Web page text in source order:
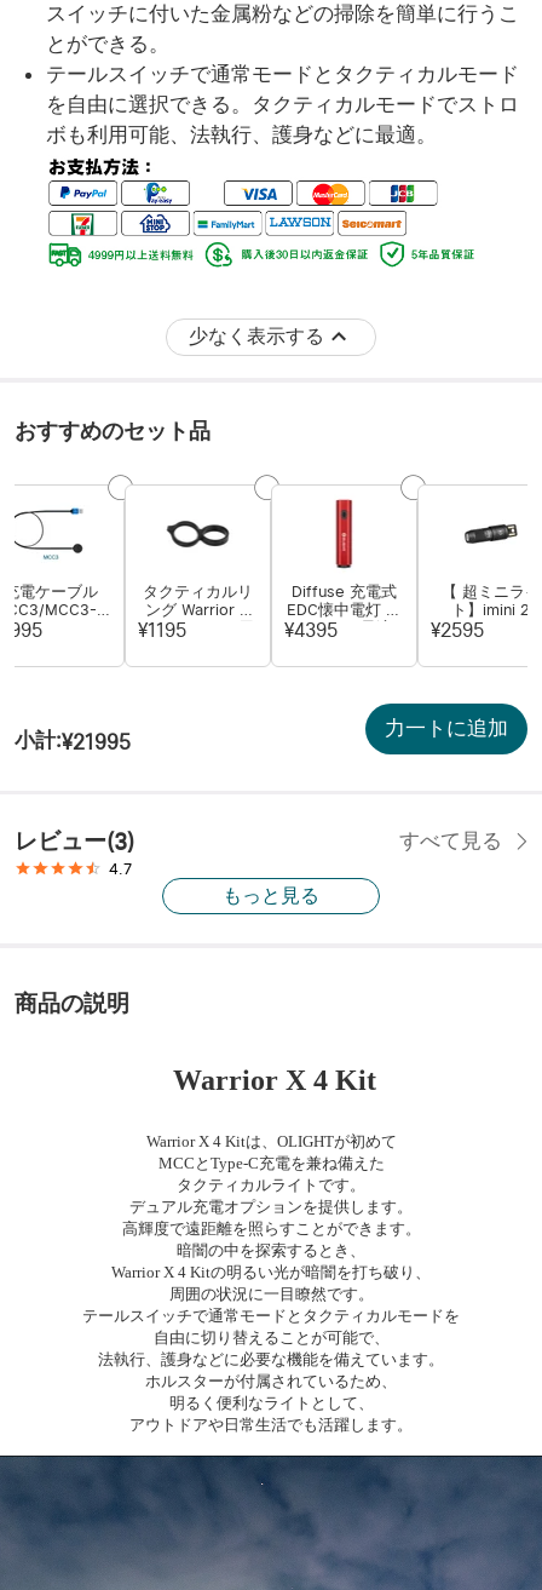
スイッチに付いた金属粉などの掃除を簡単に行うこ
とができる。
テールスイッチで通常モードとタクティカルモード
を自由に選択できる。タクティカルモードでストロ
ボも利用可能、法執行、護身などに最適。
少なく表示する
おすすめのセット品
充電ケーブル
MCC3-C
REEL/MCC
MCC5V
タクティカルリ
ング Warrior X
4/Warrior X 3用
¥1195
Diffuse 充電式
EDC懐中電灯 プ
レゼント最適
¥4395
【 超ミニライ
ト】imini 2
¥2595
小計:¥21995
力一トに追加
レビュー(3) すべて見る
4.7
もっと見る
商品の説明
Warrior X 4 Kit
Warrior X 4 Kitは、OLIGHTが初めて
MCCとType-C充電を兼ね備えた
タクティカルライトです。
デュアル充電オプションを提供します。
高輝度で遠距離を照らすことができます。
暗闇の中を探索するとき、
Warrior X 4 Kitの明るい光が暗闇を打ち破り、
周囲の状況に一目瞭然です。
テールスイッチで通常モードとタクティカルモードを
自由に切り替えることが可能で、
法執行、護身などに必要な機能を備えています。
ホルスターが付属されているため、
明るく便利なライトとして、
アウトドアや日常生活でも活躍します。